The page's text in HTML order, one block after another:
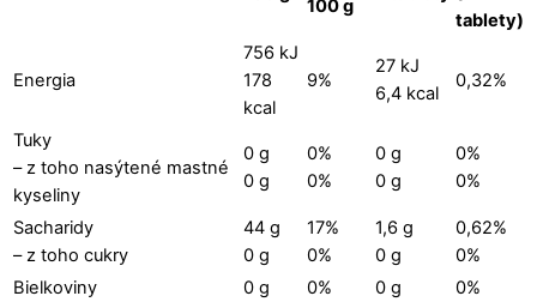
100 g
tablety)
Energia
756 kJ
178
kcal
9%
27 kJ
6,4 kcal
0,32%
Tuky
– z toho nasýtené mastné
kyseliny
0 g
0 g
0%
0%
0 g
0 g
0%
0%
Sacharidy
– z toho cukry
44 g
0 g
17%
0%
1,6 g
0 g
0,62%
0%
Bielkoviny
0 g 0% 0 g
0%